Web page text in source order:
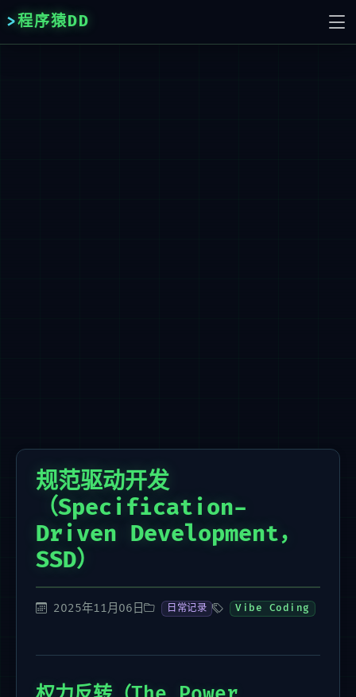
程序猿DD
规范驱动开发
（Specification-
Driven Development，
SSD）
2025年11月06日 日常记录 Vibe Coding